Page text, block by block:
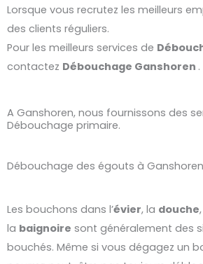
Lorsque vous recrutez les meilleurs
des clients réguliers.
Pour les meilleurs services de
contactez Débouchage Ganshoren .
A Ganshoren, nous fournissons des
Débouchage primaire.
Débouchage des égouts à Ganshoren
Les bouchons dans l’évier, la douche
la baignoire sont généralement des
bouchés. Même si vous dégagez un